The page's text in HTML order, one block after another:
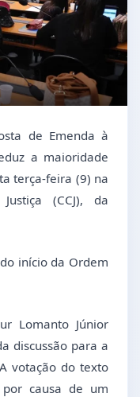
de Emenda à
a maioridade
terça-feira (9) na
(CCJ), da
início da Ordem
Lomanto Júnior
discussão para a
votação do texto
causa de um